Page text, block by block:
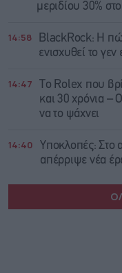
μεριδίου 30%
14:58
BlackRock: Η
ενισχυθεί το
14:47
Το Rolex που
και 30 χρόνια –
να το ψάχνει
14:40
Υποκλοπές: Στο
απέρριψε νέα